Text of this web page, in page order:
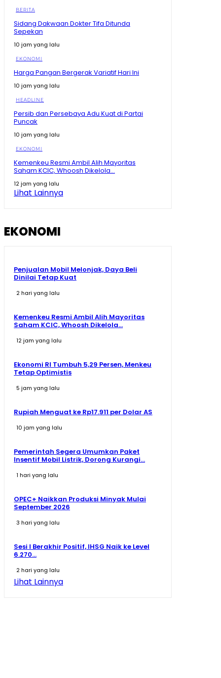
BERITA
Sidang Dakwaan Dokter Tifa Ditunda
Sepekan
10 jam yang lalu
EKONOMI
Harga Pangan Bergerak Variatif Hari Ini
10 jam yang lalu
HEADLINE
Persib dan Persebaya Adu Kuat di Partai
Puncak
10 jam yang lalu
EKONOMI
Kemenkeu Resmi Ambil Alih Mayoritas
Saham KCIC, Whoosh Dikelola...
12 jam yang lalu
Lihat Lainnya
EKONOMI
Penjualan Mobil Melonjak, Daya Beli
Dinilai Tetap Kuat
2 hari yang lalu
Kemenkeu Resmi Ambil Alih Mayoritas
Saham KCIC, Whoosh Dikelola...
12 jam yang lalu
Ekonomi RI Tumbuh 5,29 Persen, Menkeu
Tetap Optimistis
5 jam yang lalu
Rupiah Menguat ke Rp17.911 per Dolar AS
10 jam yang lalu
Pemerintah Segera Umumkan Paket
Insentif Mobil Listrik, Dorong Kurangi...
1 hari yang lalu
OPEC+ Naikkan Produksi Minyak Mulai
September 2026
3 hari yang lalu
Sesi I Berakhir Positif, IHSG Naik ke Level
6.270...
2 hari yang lalu
Lihat Lainnya